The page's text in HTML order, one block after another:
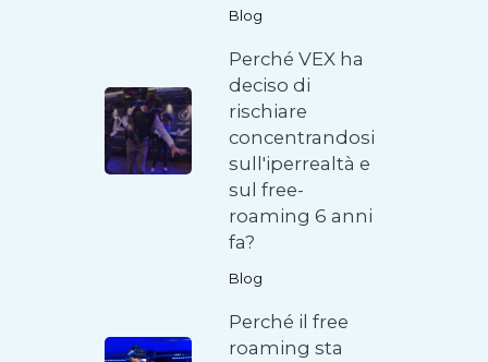
Blog
Perché VEX ha
deciso di
rischiare
concentrandosi
sull'iperrealtà e
sul free-
roaming 6 anni
fa?
Blog
Perché il free
roaming sta